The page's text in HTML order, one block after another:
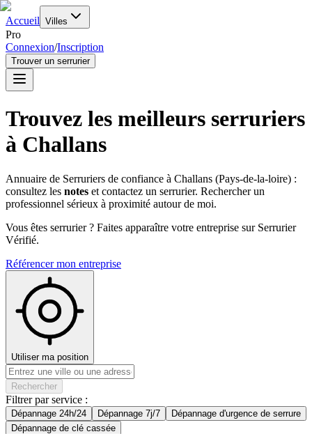
Accueil Villes
Pro
Connexion/Inscription
Trouver un serrurier
Trouvez les meilleurs serruriers
à Challans
Annuaire de Serruriers de confiance à Challans (Pays-de-la-loire) :
consultez les notes et contactez un serrurier. Rechercher un
professionnel sérieux à proximité autour de moi.
Vous êtes serrurier ? Faites apparaître votre entreprise sur Serrurier
Vérifié.
Référencer mon entreprise
Utiliser ma position
Rechercher
Filtrer par service :
Dépannage 24h/24 Dépannage 7j/7
Dépannage d'urgence de serrure
Dépannage de clé cassée